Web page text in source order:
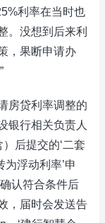
利率在当时也
。没想到后来利
，果断申请办
房贷利率调整的
银行相关负责人
后提交的‘二套
为浮动利率’申
认符合条件后
，届时会发送告